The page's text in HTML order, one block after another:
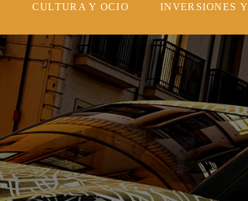
CULTURA Y OCIO INVERSIONES